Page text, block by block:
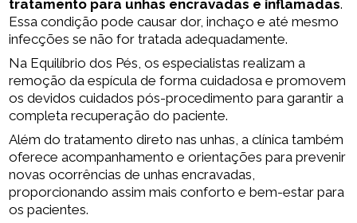
tratamento para unhas encravadas e inflamadas.
Essa condição pode causar dor, inchaço e até mesmo
infecções se não for tratada adequadamente.
Na Equilíbrio dos Pés, os especialistas realizam a
remoção da espícula de forma cuidadosa e promovem
os devidos cuidados pós-procedimento para garantir a
completa recuperação do paciente.
Além do tratamento direto nas unhas, a clínica também
oferece acompanhamento e orientações para prevenir
novas ocorrências de unhas encravadas,
proporcionando assim mais conforto e bem-estar para
os pacientes.